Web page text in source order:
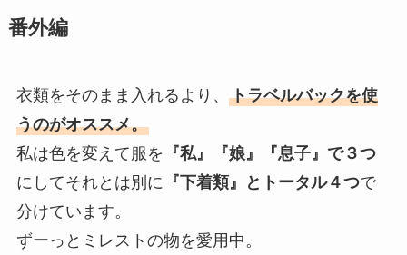
番外編
衣類をそのまま入れるより、 トラベルバックを使
うのがオススメ。
私は色を変えて服を 『私』『娘』『息子』で３つ
にしてそれとは別に 『下着類』とトータル４つで
分けています。
ずーっとミレストの物を愛用中。